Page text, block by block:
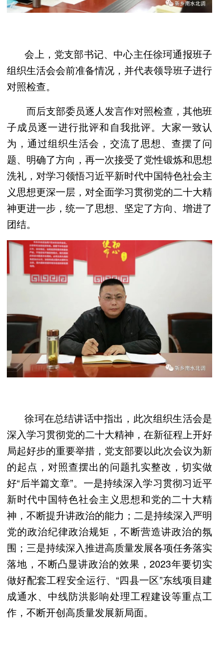
会上，党支部书记、中心主任徐珂通报班子
组织生活会会前准备情况，并代表领导班子进行
对照检查。
而后支部委员逐人发言作对照检查，其他班
子成员逐一进行批评和自我批评。大家一致认
为，通过组织生活会，交流了思想、查摆了问
题、明确了方向，再一次接受了党性锻炼和思想
洗礼，对学习领悟习近平新时代中国特色社会主
义思想更深一层，对全面学习贯彻党的二十大精
神更进一步，统一了思想、坚定了方向、增进了
团结。
徐珂在总结讲话中指出，此次组织生活会是
深入学习贯彻党的二十大精神，在新征程上开好
局起好步的重要举措，党支部要以此次会议为新
的起点，对照查摆出的问题扎实整改，切实做
好“后半篇文章”。一是持续深入学习贯彻习近平
新时代中国特色社会主义思想和党的二十大精
神，不断提升讲政治的能力；二是持续深入严明
党的政治纪律政治规矩，不断营造讲政治的氛
围；三是持续深入推进高质量发展各项任务落实
落地，不断凸显讲政治的效果，2023年要切实
做好配套工程安全运行、“四县一区”东线项目建
成通水、中线防洪影响处理工程建设等重点工
作，不断开创高质量发展新局面。